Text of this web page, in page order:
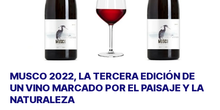
MUSCO 2022, LA TERCERA EDICIÓN DE
UN VINO MARCADO POR EL PAISAJE Y LA
NATURALEZA